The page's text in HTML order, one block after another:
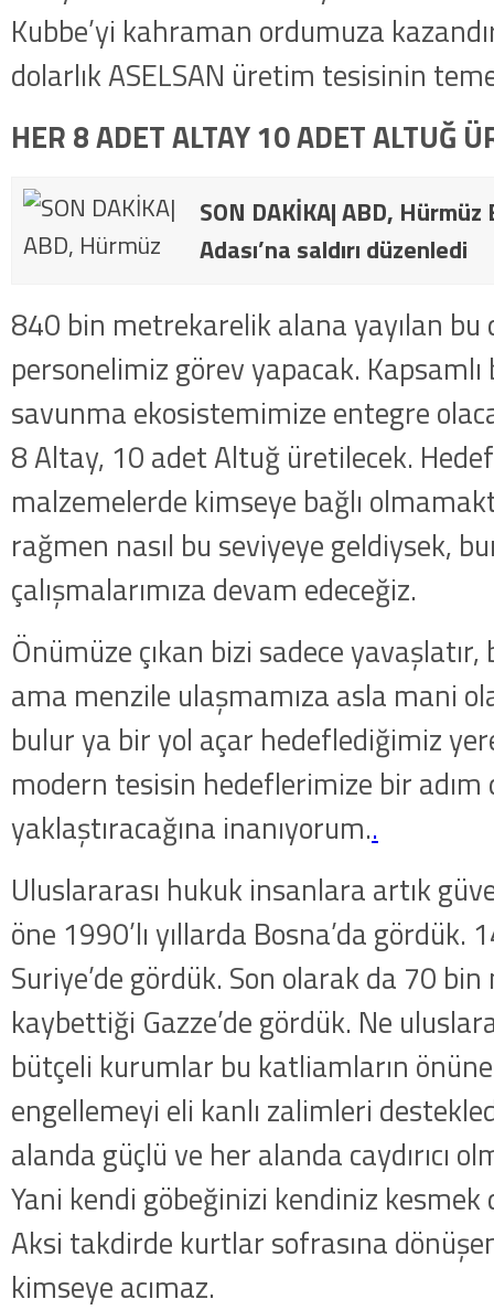
Kubbe’yi kahraman ordumuza
dolarlık ASELSAN üretim tesisinin
HER 8 ADET ALTAY 10 ADET ALTUĞ
SON DAKİKA| ABD, Hürmüz
Adası’na saldırı düzenledi
840 bin metrekarelik alana yayılan
personelimiz görev yapacak.
savunma ekosistemimize entegre
8 Altay, 10 adet Altuğ üretilecek.
malzemelerde kimseye bağlı
rağmen nasıl bu seviyeye geldiysek,
çalışmalarımıza devam edeceğiz.
Önümüze çıkan bizi sadece
ama menzile ulaşmamıza asla mani
bulur ya bir yol açar hedeflediğimiz
modern tesisin hedeflerimize bir adım
yaklaştıracağına inanıyorum..
Uluslararası hukuk insanlara artık
öne 1990’lı yıllarda Bosna’da gördük.
Suriye’de gördük. Son olarak da 70
kaybettiği Gazze’de gördük. Ne
bütçeli kurumlar bu katliamların önüne
engellemeyi eli kanlı zalimleri
alanda güçlü ve her alanda caydırıcı
Yani kendi göbeğinizi kendiniz kesmek
Aksi takdirde kurtlar sofrasına
kimseye acımaz.